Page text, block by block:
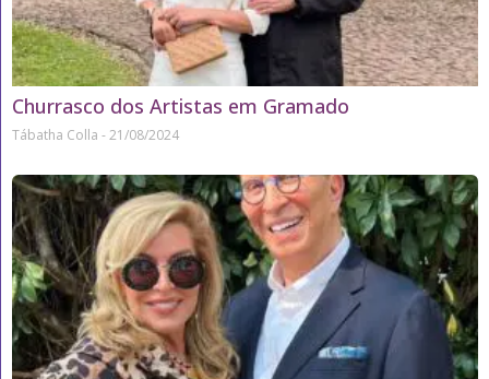
Churrasco dos Artistas em Gramado
Tábatha Colla 21/08/2024